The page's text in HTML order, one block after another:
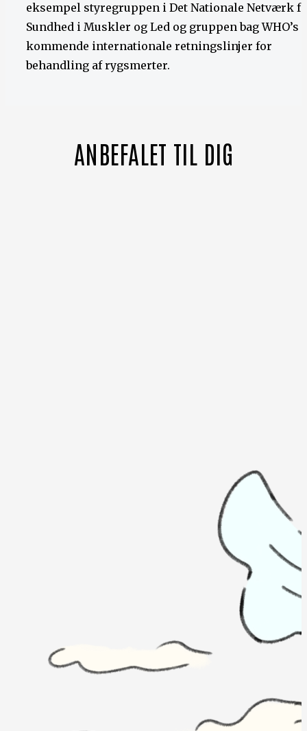
eksempel styregruppen i Det Nationale Netværk
Sundhed i Muskler og Led og gruppen bag WHO’s
kommende internationale retningslinjer for
behandling af rygsmerter.
ANBEFALET TIL DIG